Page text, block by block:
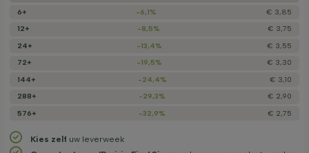
6+
-6,1%
€ 3,85
12+
-8,5%
€ 3,75
24+
-13,4%
€ 3,55
72+
-19,5%
€ 3,30
144+
-24,4%
€ 3,10
288+
-29,3%
€ 2,90
576+
-32,9% € 2,75
Kies zelf uw leverweek